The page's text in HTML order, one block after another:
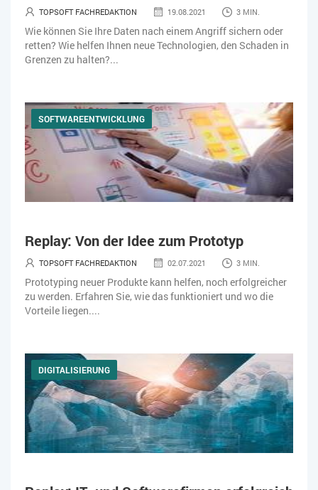
TOPSOFT FACHREDAKTION 19.08.2021 3 MIN.
Wie können Sie Ihre Daten nach einem Angriff sichern oder
retten? Wie helfen Ihnen neue Technologien, den Schaden in
Grenzen zu halten?...
SOFTWAREENTWICKLUNG
Replay: Von der Idee zum Prototyp
TOPSOFT FACHREDAKTION 02.07.2021 3 MIN.
Prototyping neuer Produkte kann helfen, noch erfolgreicher
zu werden. Erfahren Sie, wie das funktioniert und wo die
Vorteile liegen....
DIGITALISIERUNG